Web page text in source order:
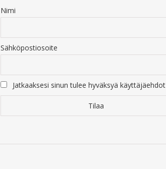
Nimi
Sähköpostiosoite
Jatkaaksesi sinun tulee hyväksyä käyttäjäehdot